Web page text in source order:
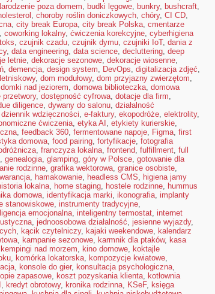
poza domem, budki lęgowe, bunkry, bushcraft,
, choroby roślin doniczkowych, chóry, CI CD,
, city break Europa, city break Polska, cmentarze
, coworking lokalny, ćwiczenia korekcyjne, cyberhigiena
, czujnik czadu, czujnik dymu, czujniki IoT, dania z
, data engineering, data science, decluttering, deep
letnie, dekoracje sezonowe, dekoracje wiosenne,
, demencja, design system, DevOps, digitalizacja zdjęć,
, dom modułowy, dom przyjazny zwierzętom,
domki nad jeziorem, domowa biblioteczka, domowa
przetwory, dostępność cyfrowa, dotacje dla firm,
diligence, dywany do salonu, działalność
dziennik wdzięczności, e-faktury, ekopodróże, elektrolity,
ćwiczenia, etyka AI , etykiety kurierskie,
, feedback 360, fermentowane napoje, Figma, first
domowa, food pairing, fortyfikacje, fotografia
, franczyza lokalna, frontend, fulfillment, full
, genealogia, glamping, góry w Polsce, gotowanie dla
rodzinne, grafika wektorowa, granice osobiste,
, hamakowanie, headless CMS, higiena jamy
lokalna, home staging, hostele rodzinne, hummus
domowa, identyfikacja marki, ikonografia, implanty
stanowiskowe, instrumenty tradycyjne,
emocjonalna, inteligentny termostat, internet
, jednoosobowa działalność, jesienne wyjazdy,
, kącik czytelniczy, kajaki weekendowe, kalendarz
, kampanie sezonowe, karmnik dla ptaków, kasa
kempingi nad morzem, kino domowe, koktajle
, komórka lokatorska, kompozycje kwiatowe,
, konsole do gier, konsultacja psychologiczna,
zapasowe, koszt pozyskania klienta, kotłownia
, kredyt obrotowy, kronika rodzinna, KSeF, księga